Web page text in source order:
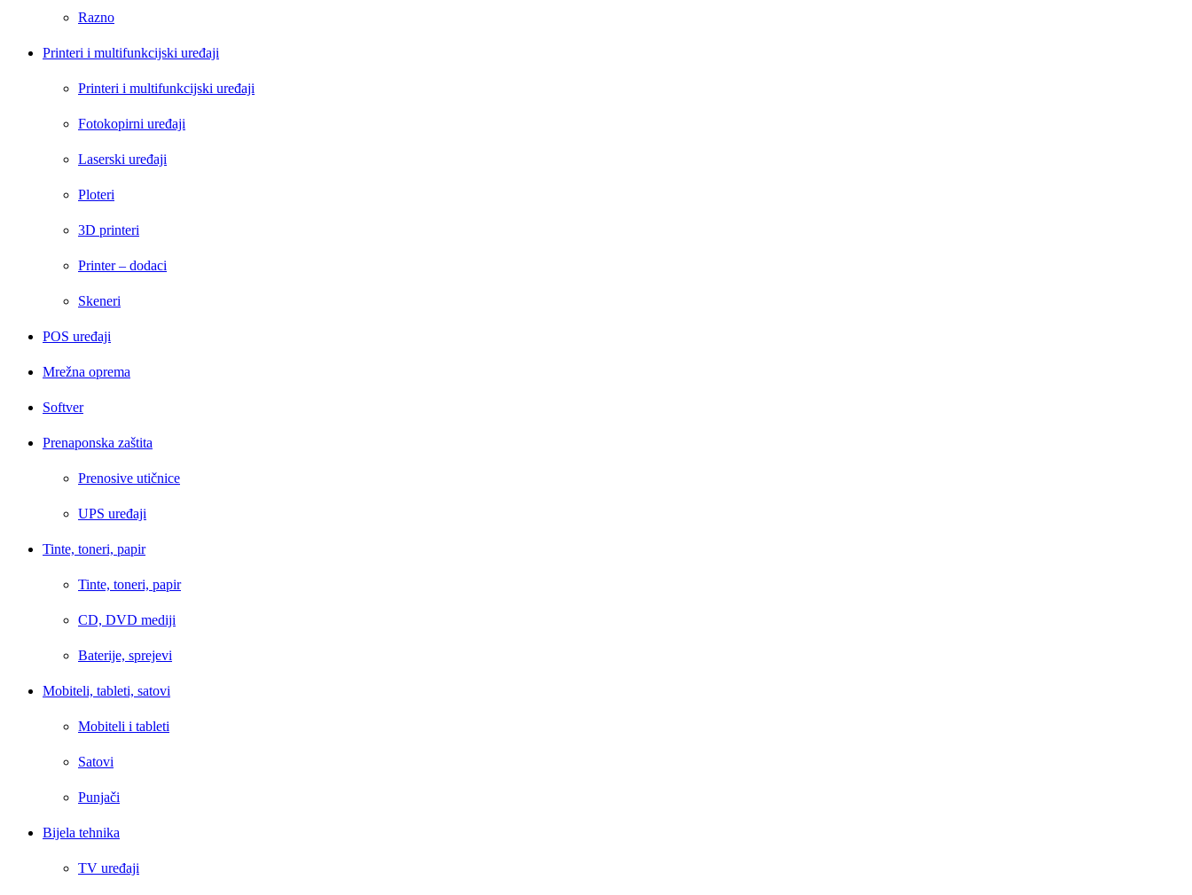
Razno
Printeri i multifunkcijski uređaji
Printeri i multifunkcijski uređaji
Fotokopirni uređaji
Laserski uređaji
Ploteri
3D printeri
Printer – dodaci
Skeneri
POS uređaji
Mrežna oprema
Softver
Prenaponska zaštita
Prenosive utičnice
UPS uređaji
Tinte, toneri, papir
Tinte, toneri, papir
CD, DVD mediji
Baterije, sprejevi
Mobiteli, tableti, satovi
Mobiteli i tableti
Satovi
Punjači
Bijela tehnika
TV uređaji